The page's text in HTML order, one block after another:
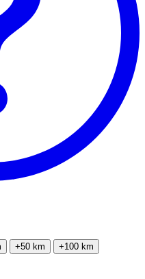
+50 km +100 km